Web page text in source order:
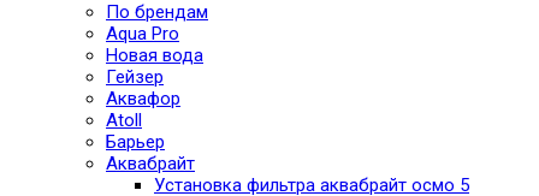
По брендам
Aqua Pro
Новая вода
Гейзер
Аквафор
Atoll
Барьер
Аквабрайт
Установка фильтра аквабрайт осмо 5